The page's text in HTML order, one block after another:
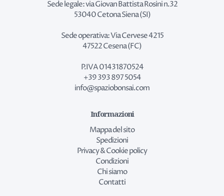
Sede legale: via Giovan Battista Rosini n.32
53040 Cetona Siena (SI)
Sede operativa: Via Cervese 4215
47522 Cesena (FC)
P.IVA 01431870524
+39 393 897 5054
info@spaziobonsai.com
Informazioni
Mappa del sito
Spedizioni
Privacy & Cookie policy
Condizioni
Chi siamo
Contatti